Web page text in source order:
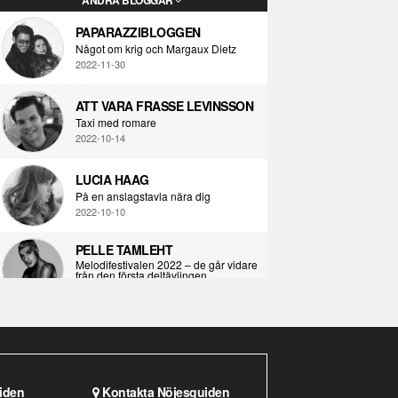
PAPARAZZIBLOGGEN
Något om krig och Margaux Dietz
2022-11-30
ATT VARA FRASSE LEVINSSON
Taxi med romare
2022-10-14
LUCIA HAAG
På en anslagstavla nära dig
2022-10-10
PELLE TAMLEHT
Melodifestivalen 2022 – de går vidare
från den första deltävlingen
I KORPENS SKUGGA
2021-06-28
Kontakta Nöjesguiden